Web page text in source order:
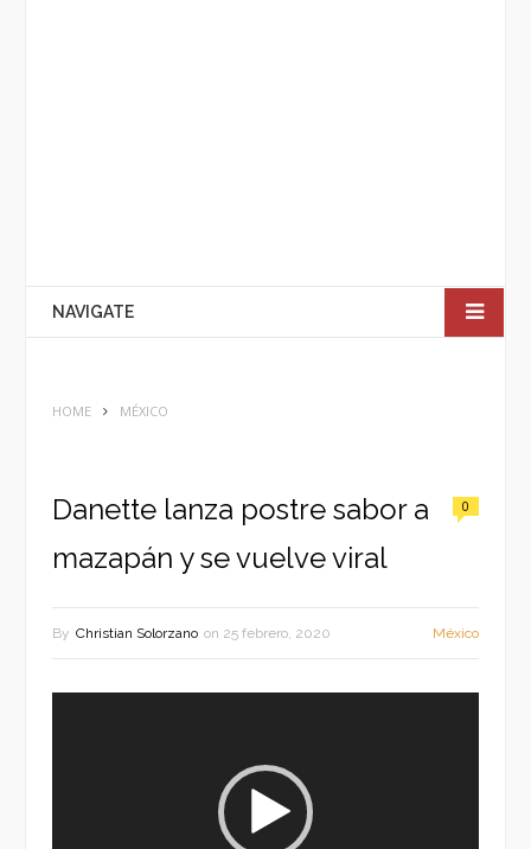
NAVIGATE
HOME MÉXICO
Danette lanza postre sabor a
mazapán y se vuelve viral
0
By Christian Solorzano on 25 febrero, 2020 México